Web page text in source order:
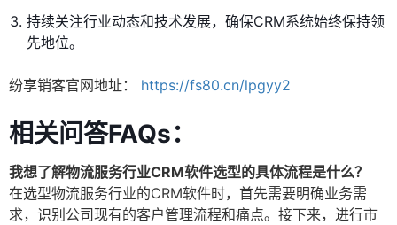
持续关注行业动态和技术发展，确保CRM系统始终保持领
先地位。
纷享销客官网地址： https://fs80.cn/lpgyy2
相关问答FAQs：
我想了解物流服务行业CRM软件选型的具体流程是什么？
在选型物流服务行业的CRM软件时，首先需要明确业务需
求，识别公司现有的客户管理流程和痛点。接下来，进行市